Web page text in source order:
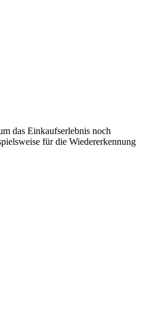
das Einkaufserlebnis noch
für die Wiedererkennung